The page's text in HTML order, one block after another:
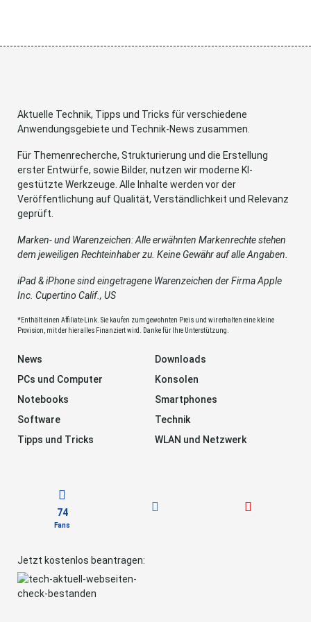
Aktuelle Technik, Tipps und Tricks für verschiedene
Anwendungsgebiete und Technik-News zusammen.
Für Themenrecherche, Strukturierung und die Erstellung
erster Entwürfe, sowie Bilder, nutzen wir moderne KI-
gestützte Werkzeuge. Alle Inhalte werden vor der
Veröffentlichung auf Qualität, Verständlichkeit und Relevanz
geprüft.
Marken- und Warenzeichen: Alle erwähnten Markenrechte stehen
dem jeweiligen Rechteinhaber zu. Keine Gewähr auf alle Angaben.
iPad & iPhone sind eingetragene Warenzeichen der Firma Apple
Inc. Cupertino Calif., US
*Enthält einen Affiliate-Link. Sie kaufen zum gewohnten Preis und wir erhalten eine kleine
Provision, mit der hier alles Finanziert wird. Danke für Ihre Unterstützung.
News
Downloads
PCs und Computer
Konsolen
Notebooks
Smartphones
Software
Technik
Tipps und Tricks
WLAN und Netzwerk
74
Fans
Jetzt kostenlos beantragen: